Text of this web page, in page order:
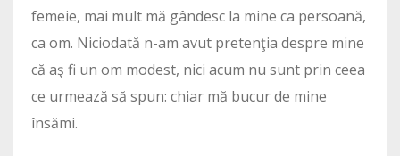
femeie, mai mult mă gândesc la mine ca persoană,
ca om. Niciodată n-am avut pretenţia despre mine
că aş fi un om modest, nici acum nu sunt prin ceea
ce urmează să spun: chiar mă bucur de mine
însămi.